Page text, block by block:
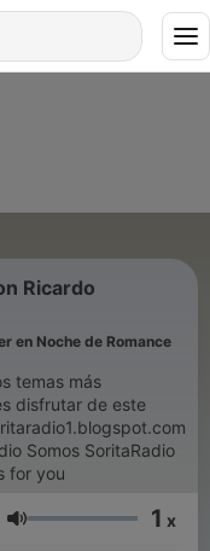
Ricardo
en Noche de Romance
temas más
disfrutar de este
Somos SoritaRadio
for you
Volumen 1 x